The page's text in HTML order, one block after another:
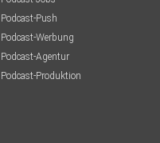
Podcast-Push
Podcast-Werbung
Podcast-Agentur
Podcast-Produktion